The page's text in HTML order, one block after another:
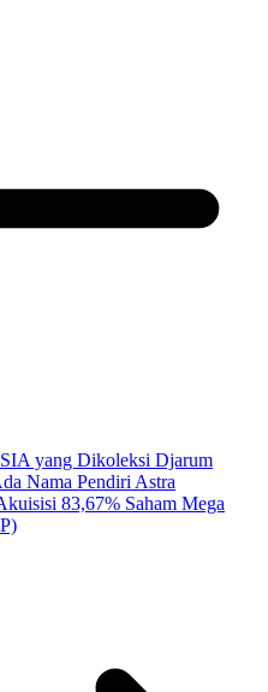
yang Dikoleksi Djarum
Nama Pendiri Astra
83,67% Saham Mega